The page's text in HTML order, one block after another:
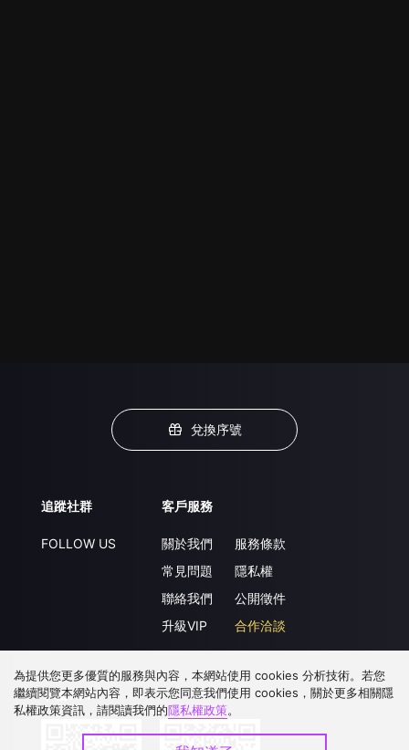
兌換序號
追蹤社群
FOLLOW US
客戶服務
關於我們
常見問題
聯絡我們
升級VIP
服務條款
隱私權
公開徵件
合作洽談
下載 APP
為提供您更多優質的服務與內容，本網站使用 cookies 分析技術。若您
繼續閱覽本網站內容，即表示您同意我們使用 cookies，關於更多相關隱
私權政策資訊，請閱讀我們的隱私權政策。